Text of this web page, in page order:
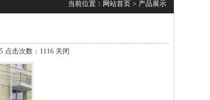
当前位置： 网站首页 > 产品展示
点击次数：1116 关闭